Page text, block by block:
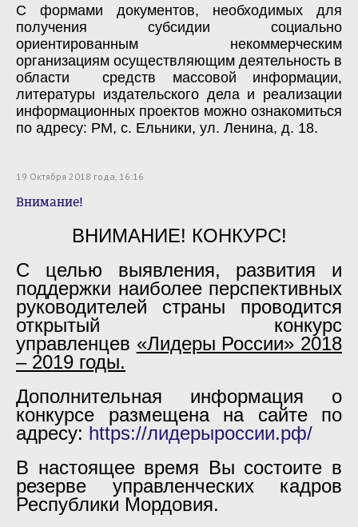
С формами документов, необходимых для
получения субсидии социально
ориентированным некоммерческим
организациям осуществляющим деятельность в
области средств массовой информации,
литературы издательского дела и реализации
информационных проектов можно ознакомиться
по адресу: РМ, с. Ельники, ул. Ленина, д. 18.
19 Октября 2018 года, 16:16
Внимание!
ВНИМАНИЕ! КОНКУРС!
С целью выявления, развития и
поддержки наиболее перспективных
руководителей страны проводится
открытый конкурс
управленцев «Лидеры России» 2018
– 2019 годы.
Дополнительная информация о
конкурсе размещена на сайте по
адресу: https://лидерыроссии.рф/
В настоящее время Вы состоите в
резерве управленческих кадров
Республики Мордовия.